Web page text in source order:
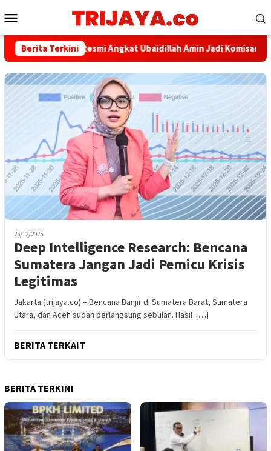
ke
Mobile
Berita Terkini
Pelindo Resmi Angkat Ubaidillah Amin Jadi Komisaris Baru
25/12/2025
Deep Intelligence Research: Bencana
Sumatera Jangan Jadi Pemicu Krisis
Legitimas
Jakarta (trijaya.co) – Bencana Banjir di Sumatera Barat, Sumatera
Utara, dan Aceh sudah berlangsung sebulan. Hasil […]
BERITA TERKAIT
BERITA TERKINI